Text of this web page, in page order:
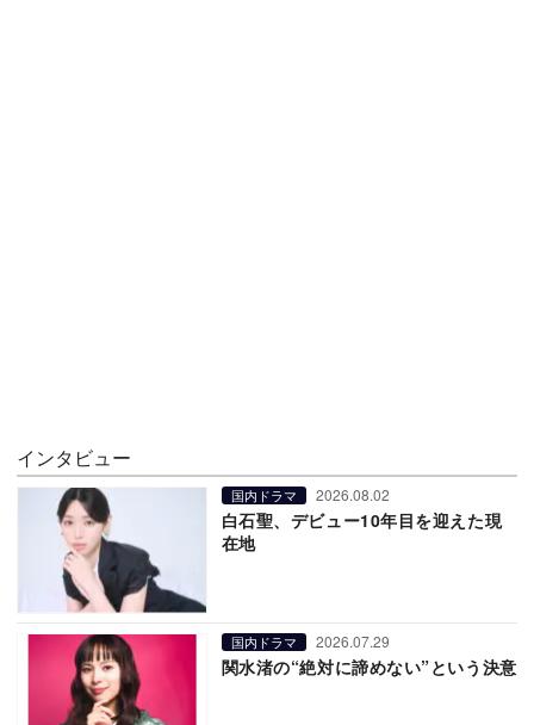
インタビュー
国内ドラマ 2026.08.02
白石聖、デビュー10年目を迎えた現
在地
国内ドラマ 2026.07.29
関水渚の“絶対に諦めない”という決意